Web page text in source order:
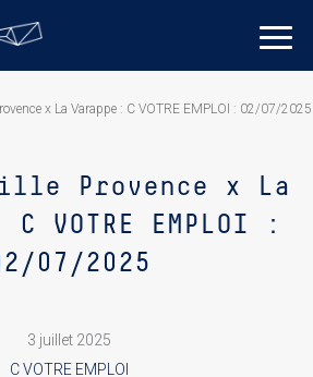
x La Varappe : C VOTRE EMPLOI : 02/07/2025
Provence x La
VOTRE EMPLOI :
07/2025
3 juillet 2025
C VOTRE EMPLOI